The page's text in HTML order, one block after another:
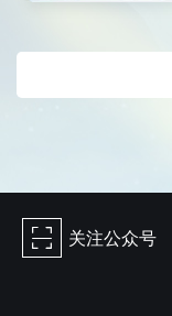
򰀁 关注公众号